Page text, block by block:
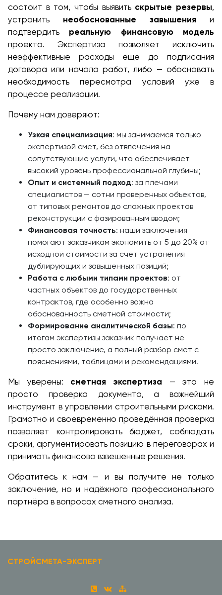
состоит в том, чтобы выявить скрытые резервы,
устранить необоснованные завышения и
подтвердить реальную финансовую модель
проекта. Экспертиза позволяет исключить
неэффективные расходы ещё до подписания
договора или начала работ, либо — обосновать
необходимость пересмотра условий уже в
процессе реализации.
Почему нам доверяют:
Узкая специализация: мы занимаемся только
экспертизой смет, без отвлечения на
сопутствующие услуги, что обеспечивает
высокий уровень профессиональной глубины;
Опыт и системный подход: за плечами
специалистов — сотни проверенных объектов,
от типовых ремонтов до сложных проектов
реконструкции с фазированным вводом;
Финансовая точность: наши заключения
помогают заказчикам экономить от 5 до 20% от
исходной стоимости за счёт устранения
дублирующих и завышенных позиций;
Работа с любыми типами проектов: от
частных объектов до государственных
контрактов, где особенно важна
обоснованность сметной стоимости;
Формирование аналитической базы: по
итогам экспертизы заказчик получает не
просто заключение, а полный разбор смет с
пояснениями, таблицами и рекомендациями.
Мы уверены: сметная экспертиза — это не
просто проверка документа, а важнейший
инструмент в управлении строительными рисками.
Грамотно и своевременно проведённая проверка
позволяет контролировать бюджет, соблюдать
сроки, аргументировать позицию в переговорах и
принимать финансово взвешенные решения.
Обратитесь к нам — и вы получите не только
заключение, но и надёжного профессионального
партнёра в вопросах сметного анализа.
СТРОЙСМЕТА-ЭКСПЕРТ